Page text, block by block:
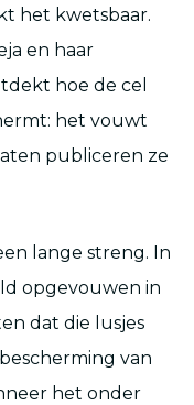
het kwetsbaar.
en haar
hoe de cel
het vouwt
publiceren ze
lange streng. In
opgevouwen in
dat die lusjes
van
het onder